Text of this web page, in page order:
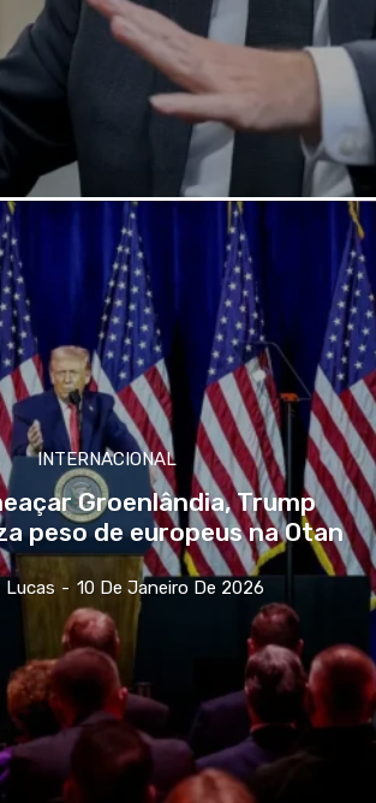
INTERNACIONAL
Groenlândia, Trump
peso de europeus na Otan
Lucas - 10 De Janeiro De 2026